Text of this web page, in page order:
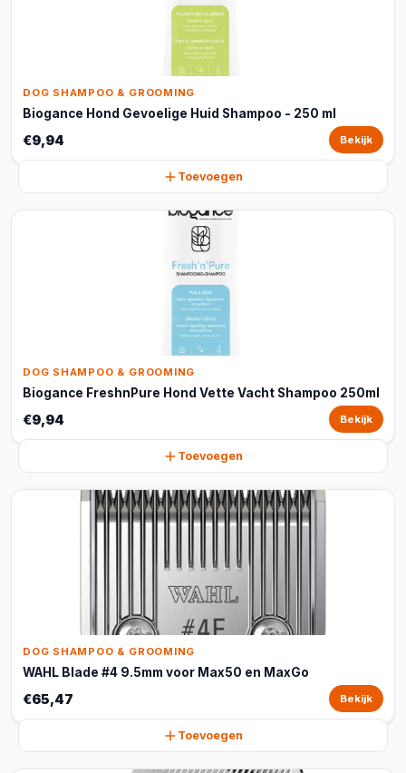
DOG SHAMPOO & GROOMING
Biogance Hond Gevoelige Huid Shampoo - 250 ml
€9,94 Bekijk
Toevoegen
DOG SHAMPOO & GROOMING
Biogance FreshnPure Hond Vette Vacht Shampoo 250ml
€9,94 Bekijk
Toevoegen
DOG SHAMPOO & GROOMING
WAHL Blade #4 9.5mm voor Max50 en MaxGo
€65,47 Bekijk
Toevoegen